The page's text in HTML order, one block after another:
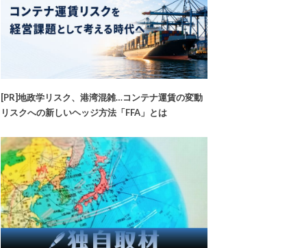
[PR]地政学リスク、港湾混雑…コンテナ運賃の変動
リスクへの新しいヘッジ方法「FFA」とは